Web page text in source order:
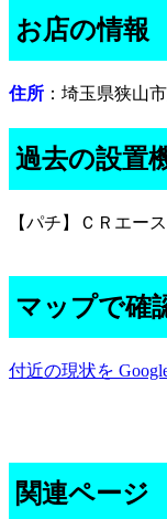
お店の情報
住所 ：埼玉県狭山
過去の設置
【パチ】ＣＲエー
マップで確
付近の現状を
関連ページ